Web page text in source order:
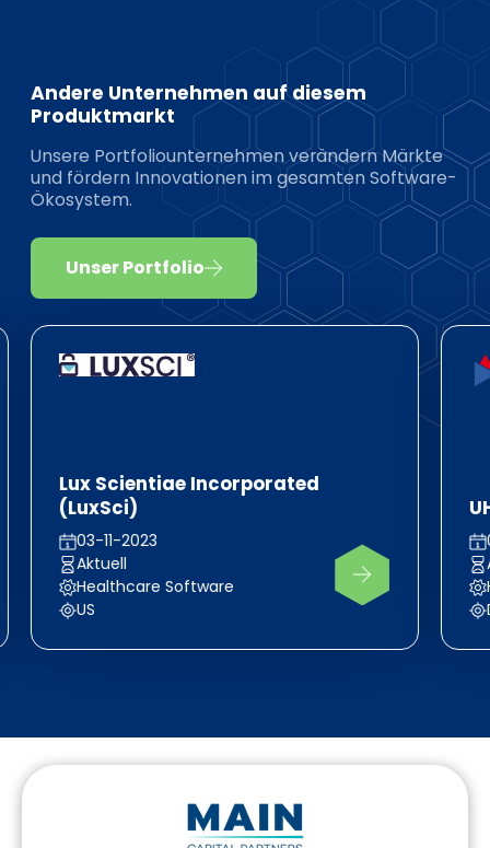
Andere Unternehmen auf diesem
Produktmarkt
Unsere Portfoliounternehmen verändern Märkte
und fördern Innovationen im gesamten Software-
Ökosystem.
Unser Portfolio
Lux Scientiae Incorporated
(LuxSci)
03-11-2023
Aktuell
Healthcare Software
US